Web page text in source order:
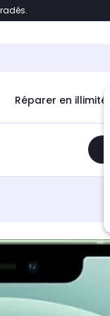
Accéder
Réparer en